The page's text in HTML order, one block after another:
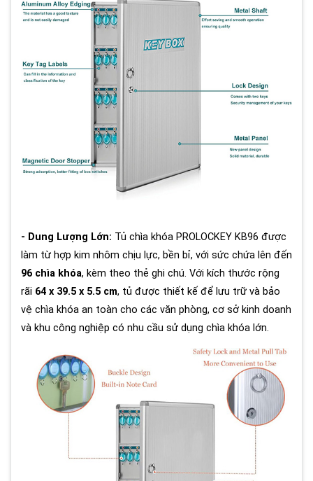
- Dung Lượng Lớn: Tủ chìa khóa PROLOCKEY KB96 được
làm từ hợp kim nhôm chịu lực, bền bỉ, với sức chứa lên đến
96 chìa khóa, kèm theo thẻ ghi chú. Với kích thước rộng
rãi 64 x 39.5 x 5.5 cm, tủ được thiết kế để lưu trữ và bảo
vệ chìa khóa an toàn cho các văn phòng, cơ sở kinh doanh
và khu công nghiệp có nhu cầu sử dụng chìa khóa lớn.